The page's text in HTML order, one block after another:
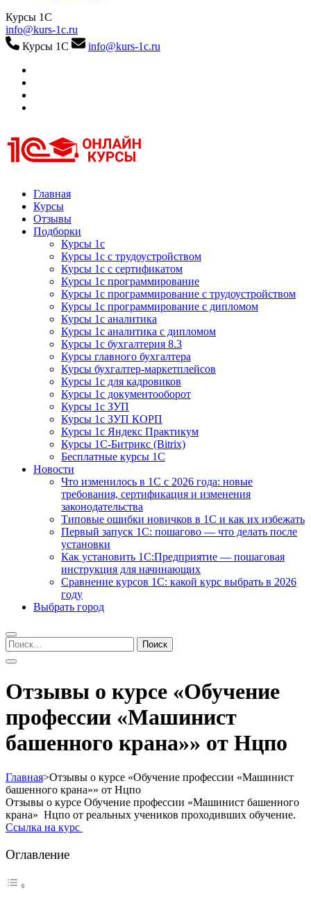
Курсы 1С
info@kurs-1c.ru
Курсы 1С
info@kurs-1c.ru
Курсы 1С
Курсы 1С официальная сертификация
Главная
Курсы
Отзывы
Подборки
Курсы 1с
Курсы 1с с трудоустройством
Курсы 1с с сертификатом
Курсы 1с программирование
Курсы 1с программирование с трудоустройством
Курсы 1с программирование с дипломом
Курсы 1с аналитика
Курсы 1с аналитика с дипломом
Курсы 1с бухгалтерия 8.3
Курсы главного бухгалтера
Курсы бухгалтер-маркетплейсов
Курсы 1с для кадровиков
Курсы 1с документооборот
Курсы 1с ЗУП
Курсы 1с ЗУП КОРП
Курсы 1с Яндекс Практикум
Курсы 1С-Битрикс (Bitrix)
Бесплатные курсы 1С
Новости
Что изменилось в 1С с 2026 года: новые
требования, сертификация и изменения
законодательства
Типовые ошибки новичков в 1С и как их избежать
Первый запуск 1С: пошагово — что делать после
установки
Как установить 1С:Предприятие — пошаговая
инструкция для начинающих
Сравнение курсов 1С: какой курс выбрать в 2026
году
Выбрать город
Найти:
Отзывы о курсе «Обучение
профессии «Машинист
башенного крана»» от Нцпо
Главная>Отзывы о курсе «Обучение профессии «Машинист
башенного крана»» от Нцпо
Отзывы о курсе Обучение профессии «Машинист башенного
крана» Нцпо от реальных учеников проходивших обучение.
Ссылка на курс
Оглавление